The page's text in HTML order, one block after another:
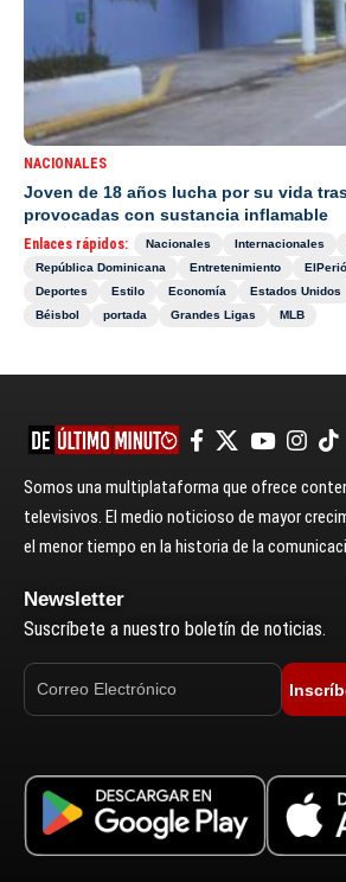
NACIONALES
Joven de 18 años lucha por su vida
provocadas con sustancia inflamable
Enlaces rápidos: Nacionales Internacionales
República Dominicana
Entretenimiento
Deportes
Estilo Economía Estados Unidos
Béisbol
portada Grandes Ligas MLB
Somos una multiplataforma que ofrece
televisivos. El medio noticioso de mayor
el menor tiempo en la historia de la
Newsletter
Suscríbete a nuestro boletín de noticias.